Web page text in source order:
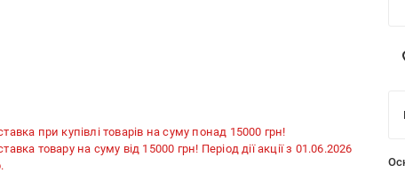
при купівлі товарів на суму понад 15000 грн!
товару на суму від 15000 грн! Період дії акції з 01.06.2026